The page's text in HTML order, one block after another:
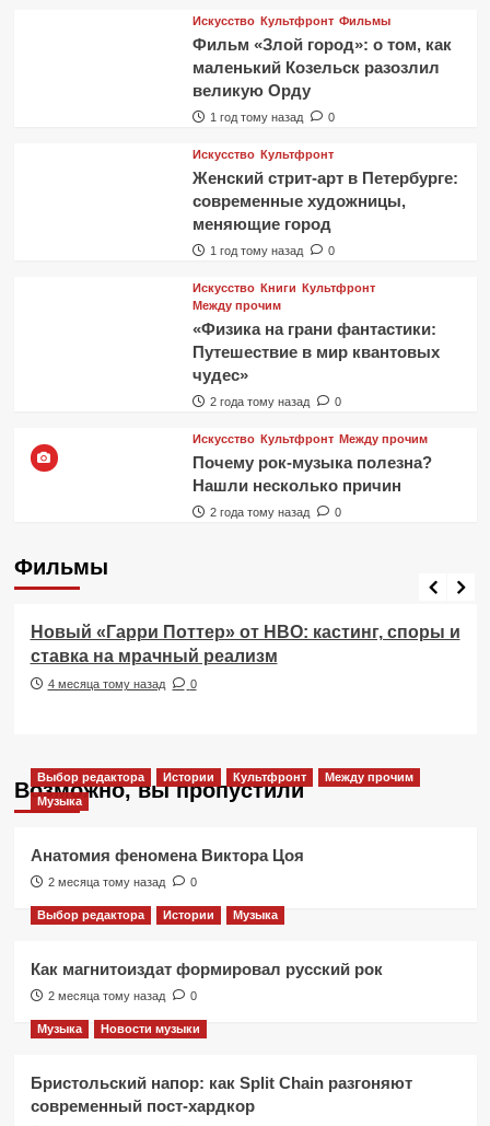
Искусство Культфронт Фильмы
Фильм «Злой город»: о том, как
маленький Козельск разозлил
великую Орду
1 год тому назад 0
Искусство Культфронт
Женский стрит-арт в Петербурге:
современные художницы,
меняющие город
1 год тому назад 0
Искусство Книги Культфронт
Между прочим
«Физика на грани фантастики:
Путешествие в мир квантовых
чудес»
2 года тому назад 0
Искусство Культфронт Между прочим
Почему рок-музыка полезна?
Нашли несколько причин
2 года тому назад 0
Фильмы
Фильмы
Новый «Гарри Поттер» от HBO: кастинг, споры и
ставка на мрачный реализм
4 месяца тому назад 0
Возможно, вы пропустили
Выбор редактора Истории Культфронт
Между прочим
Музыка
Анатомия феномена Виктора Цоя
2 месяца тому назад 0
Выбор редактора Истории Музыка
Как магнитоиздат формировал русский рок
2 месяца тому назад 0
Музыка Новости музыки
Бристольский напор: как Split Chain разгоняют
современный пост-хардкор